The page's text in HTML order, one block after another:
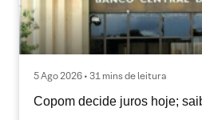
5 Ago 2026 • 31 mins de leitura
Copom decide juros hoje;